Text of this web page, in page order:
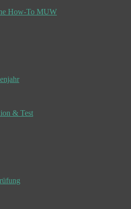
How-To MUW
& Test